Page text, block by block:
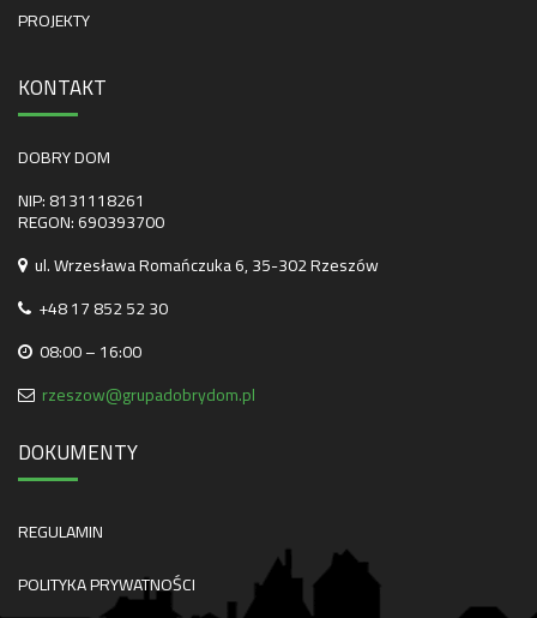
PROJEKTY
KONTAKT
DOBRY DOM
NIP: 8131118261
REGON: 690393700
ul. Wrzesława Romańczuka 6, 35-302 Rzeszów
+48 17 852 52 30
08:00 – 16:00
rzeszow@grupadobrydom.pl
DOKUMENTY
REGULAMIN
POLITYKA PRYWATNOŚCI